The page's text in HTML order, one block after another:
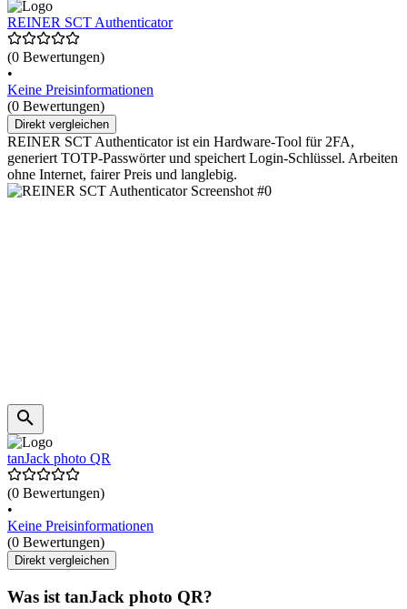
REINER SCT Authenticator
(0 Bewertungen)
•
Keine Preisinformationen
(0 Bewertungen)
Direkt vergleichen
REINER SCT Authenticator ist ein Hardware-Tool für 2FA,
generiert TOTP-Passwörter und speichert Login-Schlüssel. Arbeiten
ohne Internet, fairer Preis und langlebig.
tanJack photo QR
(0 Bewertungen)
•
Keine Preisinformationen
(0 Bewertungen)
Direkt vergleichen
Was ist tanJack photo QR?